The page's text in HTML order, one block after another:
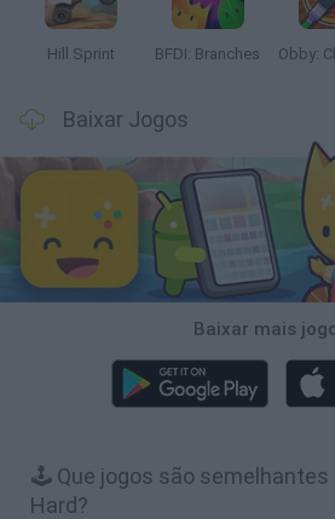
Hill Sprint BFDI: Branches
Baixar Jogos
Baixar mais
🕹️ Que jogos são semelhantes
Hard?